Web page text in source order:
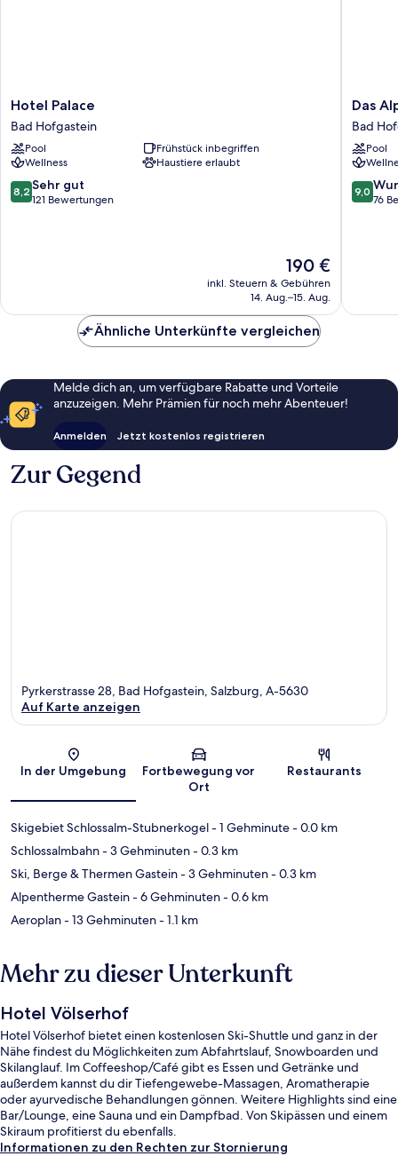
Hotel
Palace
Bad
Hofgastein
Hotel Palace
Bad Hofgastein
Pool
Frühstück inbegriffen
Wellness
Haustiere erlaubt
8.2
von
8,2 Sehr gut
121 Bewertungen
Der
Preis
beträgt
190 €
inkl. Steuern & Gebühren
14. Aug.–15. Aug.
Das
Bad
Das
Bad
Pool
9.0
von
9,0
76
Ähnliche Unterkünfte vergleichen
Melde dich an, um verfügbare Rabatte und Vorteile
anzuzeigen. Mehr Prämien für noch mehr Abenteuer!
Anmelden Jetzt kostenlos registrieren
Zur Gegend
Karte
Pyrkerstrasse 28, Bad Hofgastein, Salzburg, A-5630
Auf Karte anzeigen
In der Umgebung
Fortbewegung vor
Ort
Restaurants
Skigebiet Schlossalm-Stubnerkogel- 1 Gehminute- 0.0 km
Schlossalmbahn- 3 Gehminuten- 0.3 km
Ski, Berge & Thermen Gastein- 3 Gehminuten- 0.3 km
Alpentherme Gastein- 6 Gehminuten- 0.6 km
Aeroplan- 13 Gehminuten- 1.1 km
Mehr zu dieser Unterkunft
Hotel Völserhof
Hotel Völserhof bietet einen kostenlosen Ski-Shuttle und ganz in der
Nähe findest du Möglichkeiten zum Abfahrtslauf, Snowboarden und
Skilanglauf. Im Coffeeshop/Café gibt es Essen und Getränke und
außerdem kannst du dir Tiefengewebe-Massagen, Aromatherapie
oder ayurvedische Behandlungen gönnen. Weitere Highlights sind eine
Bar/Lounge, eine Sauna und ein Dampfbad. Von Skipässen und einem
Skiraum profitierst du ebenfalls.
Informationen zu den Rechten zur Stornierung